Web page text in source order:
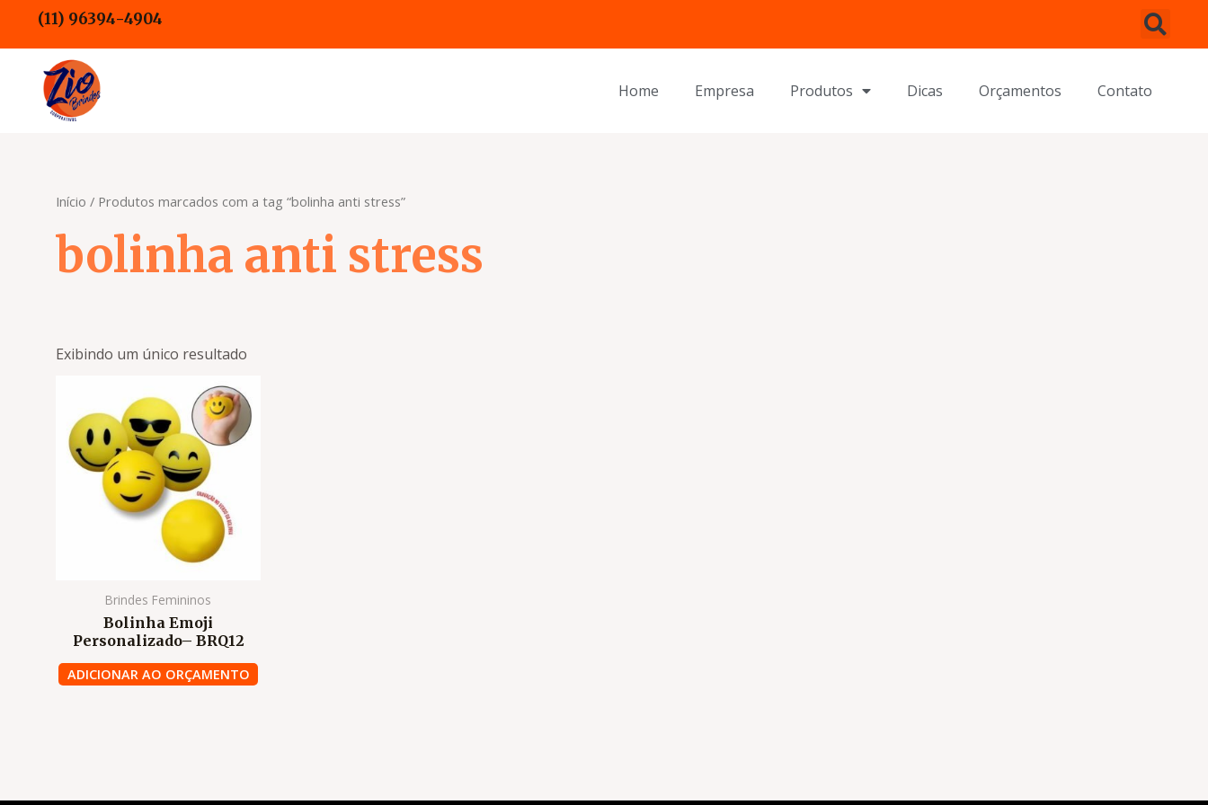
o
conteúdo
(11) 96394-4904
Home Empresa Produtos Dicas Orçamentos Contato
Início / Produtos marcados com a tag “bolinha anti stress”
bolinha anti stress
Exibindo um único resultado
Brindes Femininos
Bolinha Emoji
Personalizado– BRQ12
ADICIONAR AO ORÇAMENTO